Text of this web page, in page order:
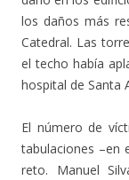
los daños más
Catedral. Las
el techo había
hospital de Santa
El número de
tabulaciones –en
reto. Manuel